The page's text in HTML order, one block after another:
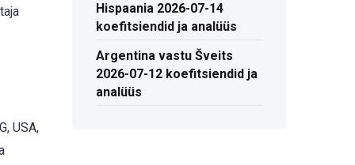
USA,
Hispaania 2026-07-14
koefitsiendid ja analüüs
Argentina vastu Šveits
2026-07-12 koefitsiendid ja
analüüs